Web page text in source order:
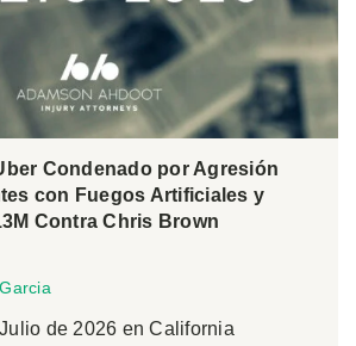
Condenado por Agresión
con Fuegos Artificiales y
Contra Chris Brown
de 2026 en California